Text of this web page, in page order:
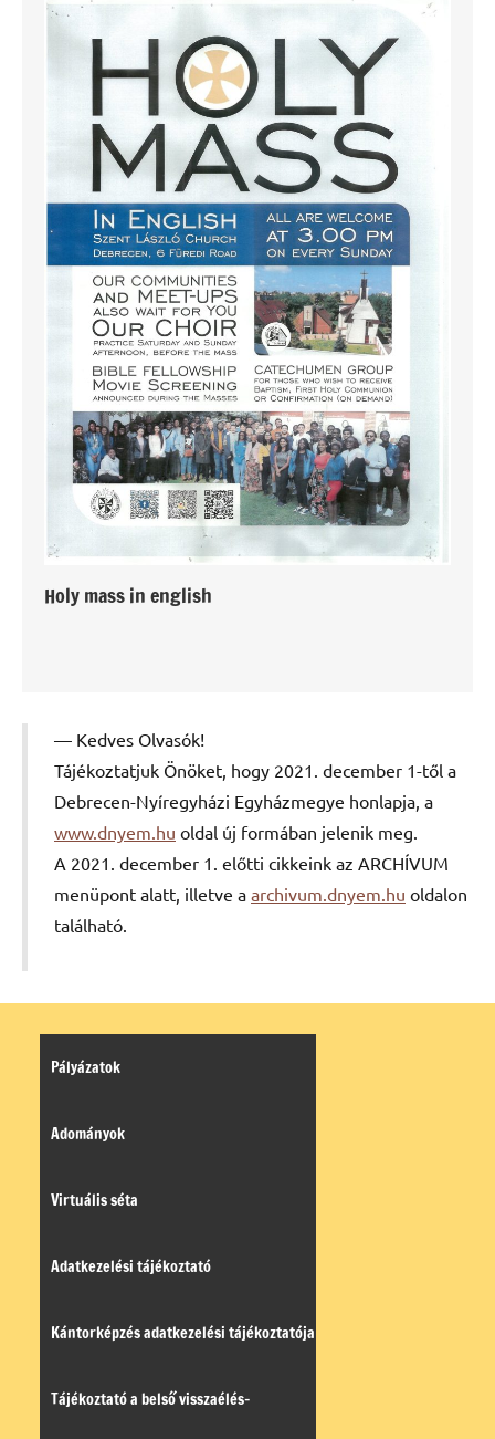
Holy mass in english
Kedves Olvasók!
Tájékoztatjuk Önöket, hogy 2021. december 1-től a
Debrecen-Nyíregyházi Egyházmegye honlapja, a
www.dnyem.hu oldal új formában jelenik meg.
A 2021. december 1. előtti cikkeink az ARCHÍVUM
menüpont alatt, illetve a archivum.dnyem.hu oldalon
található.
Pályázatok
Adományok
Virtuális séta
Adatkezelési tájékoztató
Kántorképzés adatkezelési tájékoztatója
Tájékoztató a belső visszaélés-